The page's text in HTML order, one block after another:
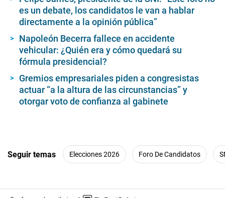
es un debate, los candidatos le van a hablar
directamente a la opinión pública”
Napoleón Becerra fallece en accidente
vehicular: ¿Quién era y cómo quedará su
fórmula presidencial?
Gremios empresariales piden a congresistas
actuar “a la altura de las circunstancias” y
otorgar voto de confianza al gabinete
Seguir temas Elecciones 2026 Foro De Candidatos